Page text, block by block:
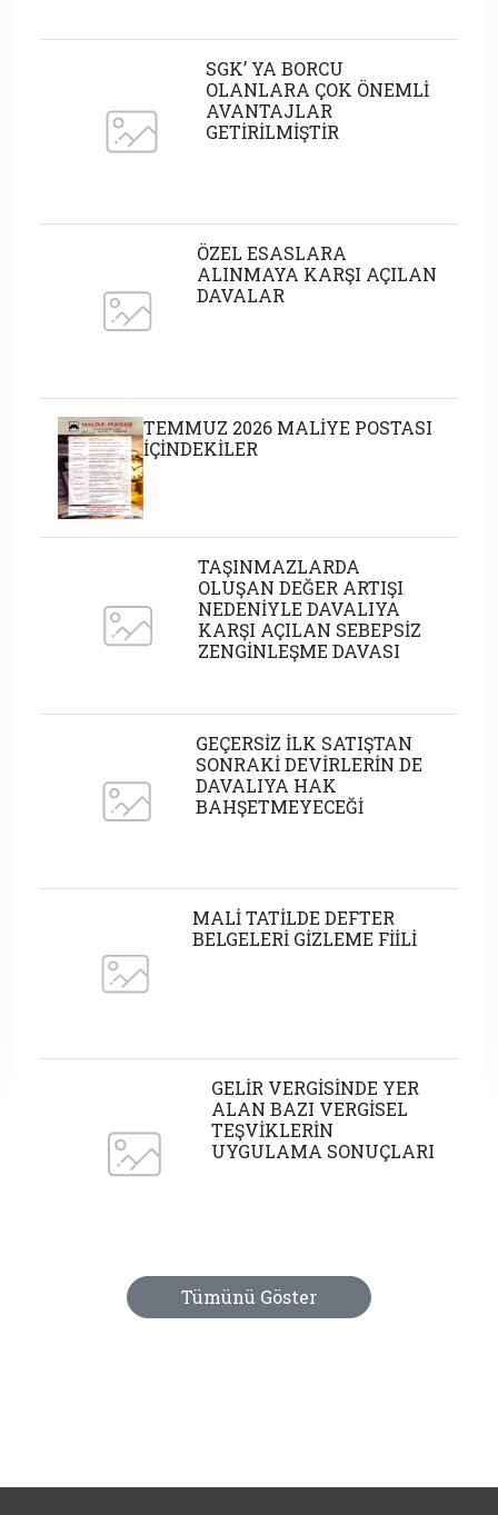
SGK’ YA BORCU
OLANLARA ÇOK ÖNEMLİ
AVANTAJLAR
GETİRİLMİŞTİR
ÖZEL ESASLARA
ALINMAYA KARŞI AÇILAN
DAVALAR
TEMMUZ 2026 MALİYE POSTASI
İÇİNDEKİLER
TAŞINMAZLARDA
OLUŞAN DEĞER ARTIŞI
NEDENİYLE DAVALIYA
KARŞI AÇILAN SEBEPSİZ
ZENGİNLEŞME DAVASI
GEÇERSİZ İLK SATIŞTAN
SONRAKİ DEVİRLERİN DE
DAVALIYA HAK
BAHŞETMEYECEĞİ
MALİ TATİLDE DEFTER
BELGELERİ GİZLEME FİİLİ
GELİR VERGİSİNDE YER
ALAN BAZI VERGİSEL
TEŞVİKLERİN
UYGULAMA SONUÇLARI
Tümünü Göster